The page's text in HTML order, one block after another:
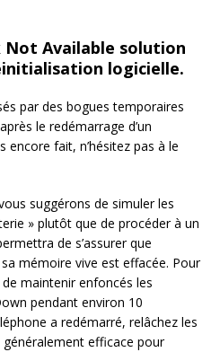
Available solution
logicielle.
par des bogues temporaires
le redémarrage d’un
encore fait, n’hésitez pas à le
suggérons de simuler les
» plutôt que de procéder à un
de s’assurer que
mémoire vive est effacée. Pour
maintenir enfoncés les
pendant environ 10
a redémarré, relâchez les
efficace pour